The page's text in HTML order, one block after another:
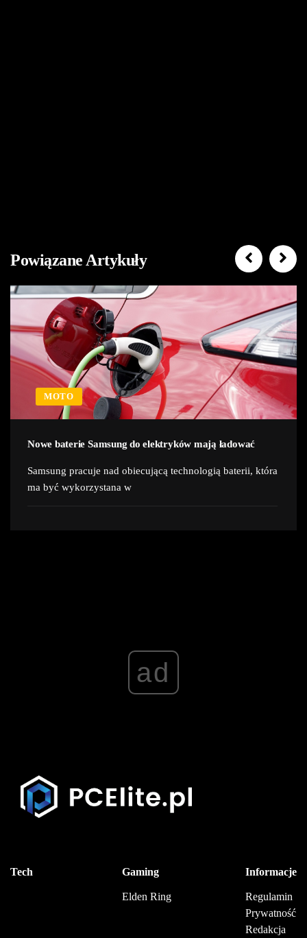
Powiązane Artykuły
MOTO
Nowe baterie Samsung do elektryków mają ładować
Samsung pracuje nad obiecującą technologią baterii, która
ma być wykorzystana w
ad
Tech Gaming
Elden Ring
Informacje
Regulamin
Prywatność
Redakcja